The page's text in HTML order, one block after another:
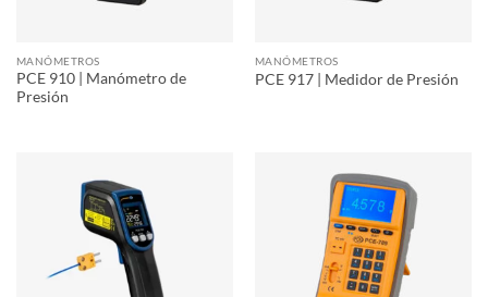
MANÓMETROS
PCE 910 | Manómetro de
Presión
MANÓMETROS
PCE 917 | Medidor de Presión